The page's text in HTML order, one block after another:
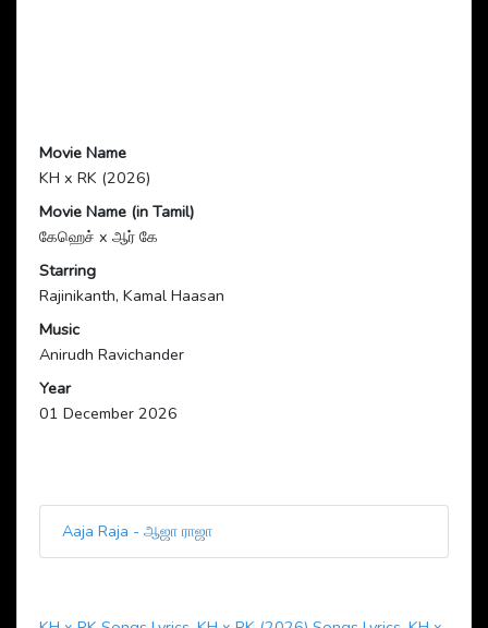
Movie Name
KH x RK (2026)
Movie Name (in Tamil)
கேஹெச் x ஆர் கே
Starring
Rajinikanth, Kamal Haasan
Music
Anirudh Ravichander
Year
01 December 2026
Aaja Raja - ஆஜா ராஜா